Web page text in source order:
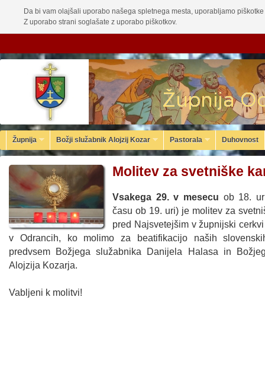
Da bi vam olajšali uporabo našega spletnega mesta, uporabljamo
Z uporabo strani soglašate z uporabo piškotkov.
Župnija Božji služabnik Alojzij Kozar Pastorala Duhovnost
Molitev za svetniške
Vsakega 29. v mesecu ob 18.
času ob 19. uri) je molitev za
pred Najsvetejšim v župnijski
v Odrancih, ko molimo za beatifikacijo naših
predvsem Božjega služabnika Danijela Halasa in
Alojzija Kozarja.
Vabljeni k molitvi!